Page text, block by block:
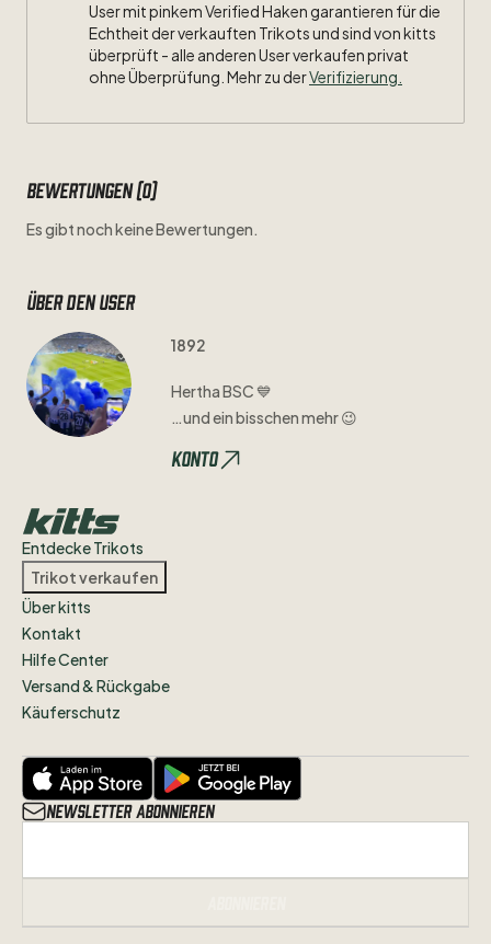
User mit pinkem Verified Haken garantieren für die
Echtheit der verkauften Trikots und sind von kitts
überprüft - alle anderen User verkaufen privat
ohne Überprüfung. Mehr zu derVerifizierung.
Bewertungen (0)
Es gibt noch keine Bewertungen.
Über den user
1892
HerthaBSC 💙
…undeinbisschenmehr😉
Konto
Entdecke Trikots
Trikot verkaufen
Über kitts
Kontakt
Hilfe Center
Versand & Rückgabe
Käuferschutz
Newsletter abonnieren